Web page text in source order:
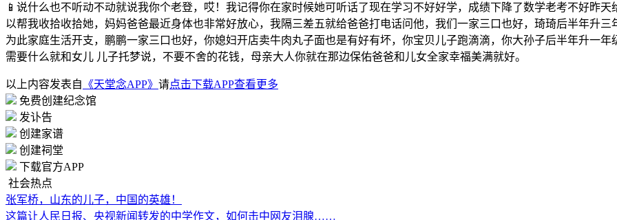
📱说什么也不听动不动就说我你个老登，哎！我记得你在家时候她可听话了现在学习不好好学，成绩下降了数学老考不好昨
以帮我收拾收拾她，妈妈爸爸最近身体也非常好放心，我隔三差五就给爸爸打电话问他，我们一家三口也好，琦琦后半年升
为此家庭生活开支，鹏鹏一家三口也好，你媳妇开店卖牛肉丸子面也是有好有坏，你宝贝儿子跑滴滴，你大孙子后半年升一
需要什么就和女儿 儿子托梦说，不要不舍的花钱，母亲大人你就在那边保佑爸爸和儿女全家幸福美满就好。
以上内容发表自 《天堂念APP》 请点击下载APP查看更多
免费创建纪念馆
发讣告
创建家谱
创建祠堂
下载官方APP
社会热点
张军桥，山东的儿子，中国的英雄！
这篇让人民日报、央视新闻转发的中学作文，如何击中网友泪腺……